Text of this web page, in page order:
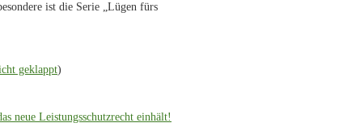
ist die Serie „Lügen fürs
geklappt)
neue Leistungsschutzrecht einhält!